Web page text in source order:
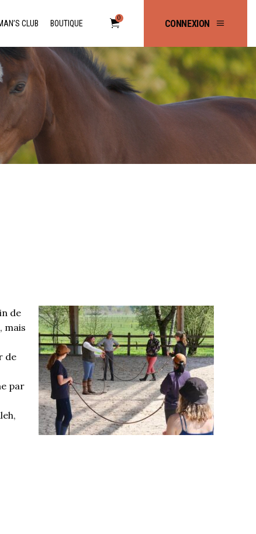
CLUB BOUTIQUE
0
No products in the cart.
CONNEXION
de
mais
de
par
,